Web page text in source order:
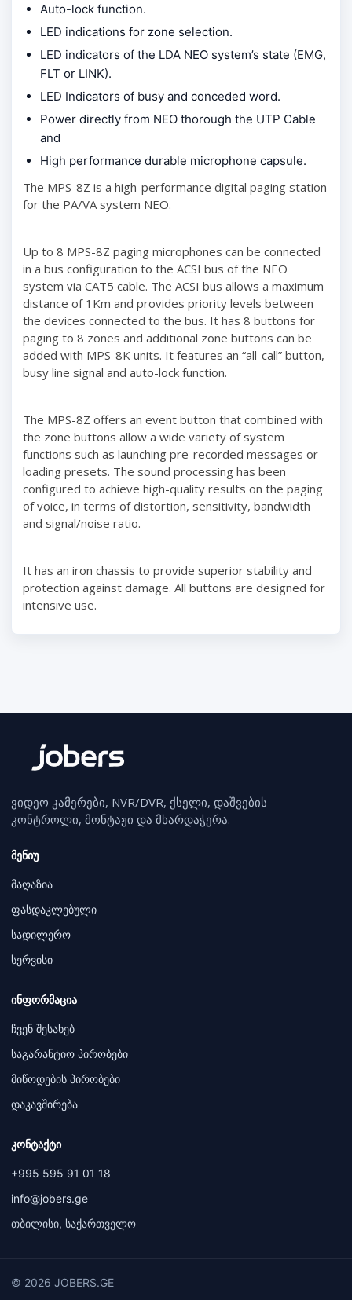
Auto-lock function.
LED indications for zone selection.
LED indicators of the LDA NEO system’s state (EMG,
FLT or LINK).
LED Indicators of busy and conceded word.
Power directly from NEO thorough the UTP Cable
and
High performance durable microphone capsule.
The MPS-8Z is a high-performance digital paging station
for the PA/VA system NEO.
Up to 8 MPS-8Z paging microphones can be connected
in a bus configuration to the ACSI bus of the NEO
system via CAT5 cable. The ACSI bus allows a maximum
distance of 1Km and provides priority levels between
the devices connected to the bus. It has 8 buttons for
paging to 8 zones and additional zone buttons can be
added with MPS-8K units. It features an “all-call” button,
busy line signal and auto-lock function.
The MPS-8Z offers an event button that combined with
the zone buttons allow a wide variety of system
functions such as launching pre-recorded messages or
loading presets. The sound processing has been
configured to achieve high-quality results on the paging
of voice, in terms of distortion, sensitivity, bandwidth
and signal/noise ratio.
It has an iron chassis to provide superior stability and
protection against damage. All buttons are designed for
intensive use.
ვიდეო კამერები, NVR/DVR, ქსელი, დაშვების
კონტროლი, მონტაჟი და მხარდაჭერა.
მენიუ
მაღაზია
ფასდაკლებული
სადილერო
სერვისი
ინფორმაცია
ჩვენ შესახებ
საგარანტიო პირობები
მიწოდების პირობები
დაკავშირება
კონტაქტი
+995 595 91 01 18
info@jobers.ge
თბილისი, საქართველო
© 2026 JOBERS.GE